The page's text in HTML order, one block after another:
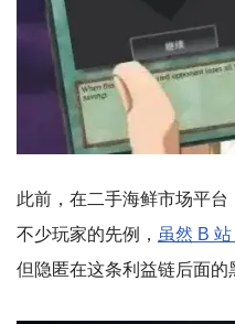
此前，在二手海鲜市场平
不少玩家的先例， 虽然 B
但隐匿在这条利益链后面的